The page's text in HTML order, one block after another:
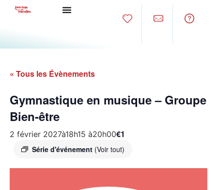
« Tous les Évènements
Gymnastique en musique – Groupe
Bien-être
2 février 2027à18h15 à20h00
Série d'événement (Voir tout)
€1